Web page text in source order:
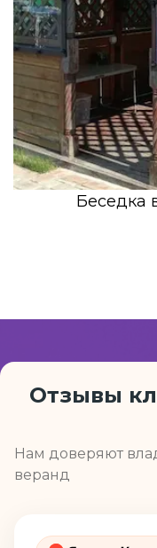
Беседка
Отзывы
Нам доверяют
веранд